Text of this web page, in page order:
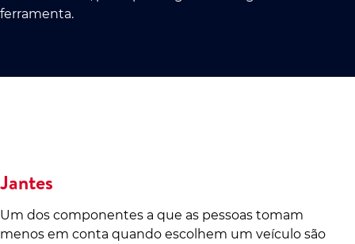
ferramenta.
Jantes
Um dos componentes a que as pessoas tomam
menos em conta quando escolhem um veículo são